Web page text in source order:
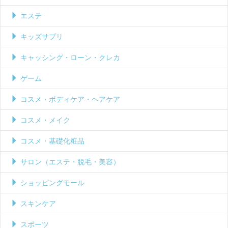
エステ
キッズサプリ
キャッシング・ローン・クレカ
ゲーム
コスメ・ボディケア・ヘアケア
コスメ・メイク
コスメ・基礎化粧品
サロン（エステ・脱毛・美容）
ショッピングモール
スキンケア
スポーツ